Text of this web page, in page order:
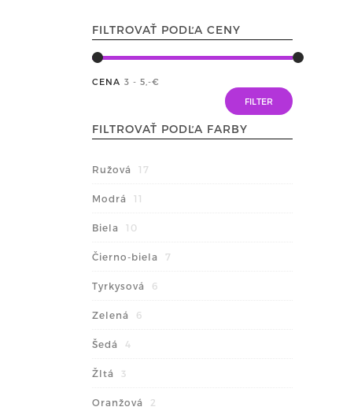
FILTROVAŤ PODĽA CENY
CENA 3 - 5 ,-€
FILTROVAŤ PODĽA FARBY
Ružová 17
Modrá 11
Biela 10
Čierno-biela 7
Tyrkysová 6
Zelená 6
Šedá 4
Žltá 3
Oranžová 2